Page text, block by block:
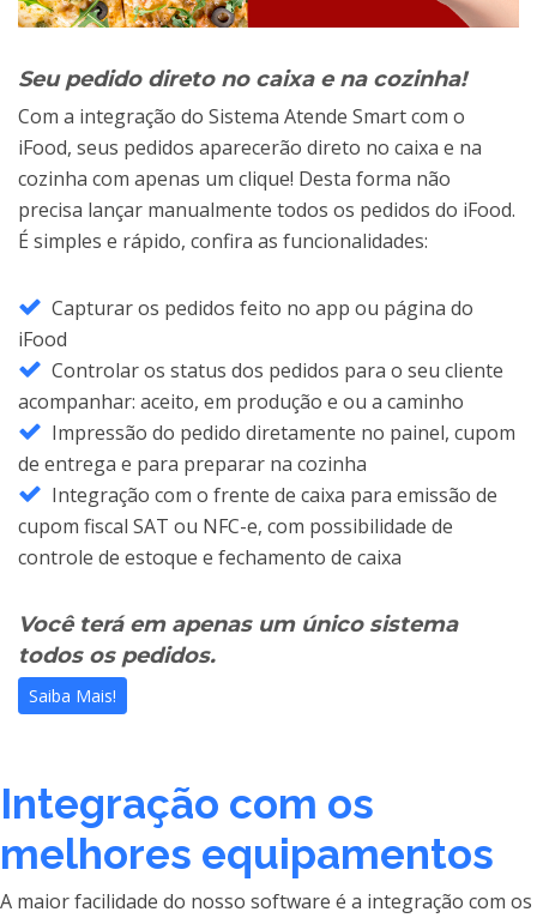
Seu pedido direto no caixa e na cozinha!
Com a integração do Sistema Atende Smart com o
iFood, seus pedidos aparecerão direto no caixa e na
cozinha com apenas um clique! Desta forma não
precisa lançar manualmente todos os pedidos do iFood.
É simples e rápido, confira as funcionalidades:
Capturar os pedidos feito no app ou página do
iFood
Controlar os status dos pedidos para o seu cliente
acompanhar: aceito, em produção e ou a caminho
Impressão do pedido diretamente no painel, cupom
de entrega e para preparar na cozinha
Integração com o frente de caixa para emissão de
cupom fiscal SAT ou NFC-e, com possibilidade de
controle de estoque e fechamento de caixa
Você terá em apenas um único sistema
todos os pedidos.
Saiba Mais!
Integração com os
melhores equipamentos
A maior facilidade do nosso software é a integração com os